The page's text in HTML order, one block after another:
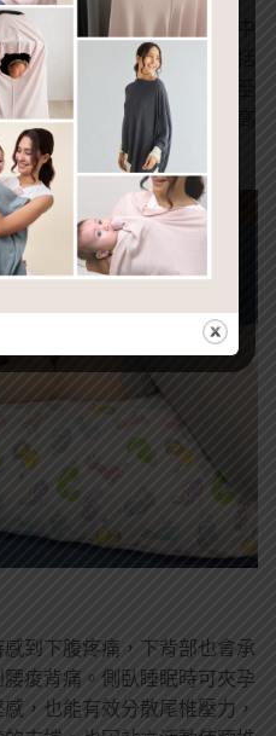
孕婦的腸胃蠕動變慢，孕中
膜被提高，使腸道及食道括
可能出現胸悶、心悸，甚至
這時可使用孕婦枕將頭墊高
到下腹疼痛，下背部也會承
痠背痛。側臥睡眠時可夾孕
， 也能有效分散尾椎壓力，